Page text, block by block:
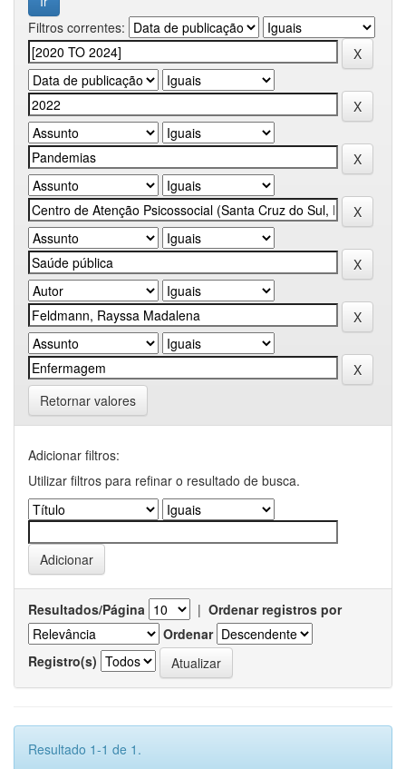
Filtros correntes:
Retornar valores
Adicionar filtros:
Utilizar filtros para refinar o resultado de busca.
Resultados/Página | Ordenar registros por
Ordenar
Registro(s)
Resultado 1-1 de 1.